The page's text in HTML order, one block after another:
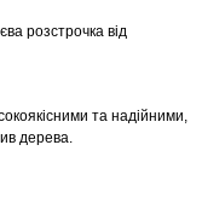
розстрочка від
та надійними,
дерева.